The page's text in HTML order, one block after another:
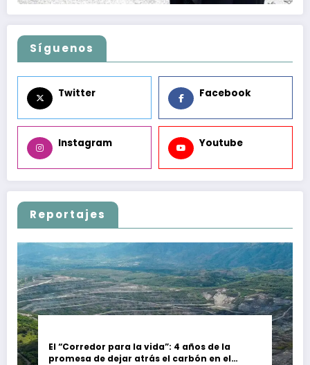
Síguenos
Twitter Facebook
Instagram Youtube
Reportajes
El “Corredor para la vida”: 4 años de la
promesa de dejar atrás el carbón en el